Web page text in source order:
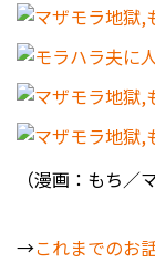
（漫画：もち／
→これまでのお